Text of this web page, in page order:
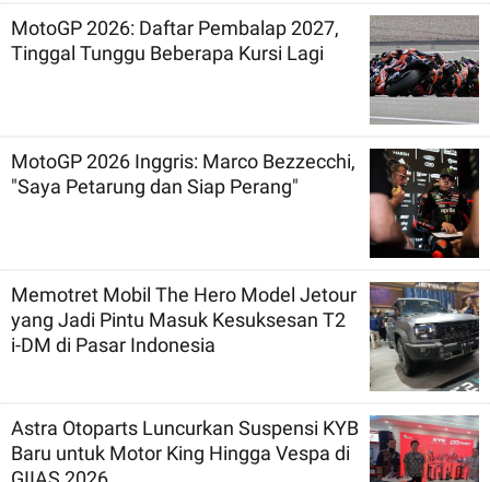
MotoGP 2026: Daftar Pembalap 2027,
Tinggal Tunggu Beberapa Kursi Lagi
MotoGP 2026 Inggris: Marco Bezzecchi,
"Saya Petarung dan Siap Perang"
Memotret Mobil The Hero Model Jetour
yang Jadi Pintu Masuk Kesuksesan T2
i-DM di Pasar Indonesia
Astra Otoparts Luncurkan Suspensi KYB
Baru untuk Motor King Hingga Vespa di